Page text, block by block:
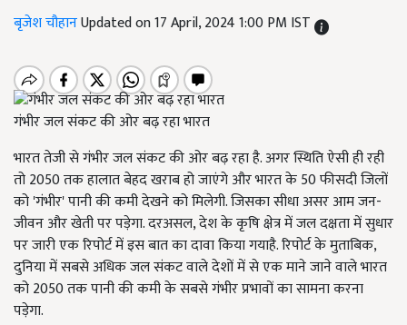
बृजेश चौहानUpdated on 17 April, 2024 1:00 PM IST
गंभीर जल संकट की ओर बढ़ रहा भारत
भारत तेजी से गंभीर जल संकट की ओर बढ़ रहा है. अगर स्थिति ऐसी ही रही
तो 2050 तक हालात बेहद खराब हो जाएंगे और भारत के 50 फीसदी जिलों
को 'गंभीर' पानी की कमी देखने को मिलेगी. जिसका सीधा असर आम जन-
जीवन और खेती पर पड़ेगा. दरअसल, देश के कृषि क्षेत्र में जल दक्षता में सुधार
पर जारी एक रिपोर्ट में इस बात का दावा किया गयाहै. रिपोर्ट के मुताबिक,
दुनिया में सबसे अधिक जल संकट वाले देशों में से एक माने जाने वाले भारत
को 2050 तक पानी की कमी के सबसे गंभीर प्रभावों का सामना करना
पड़ेगा.